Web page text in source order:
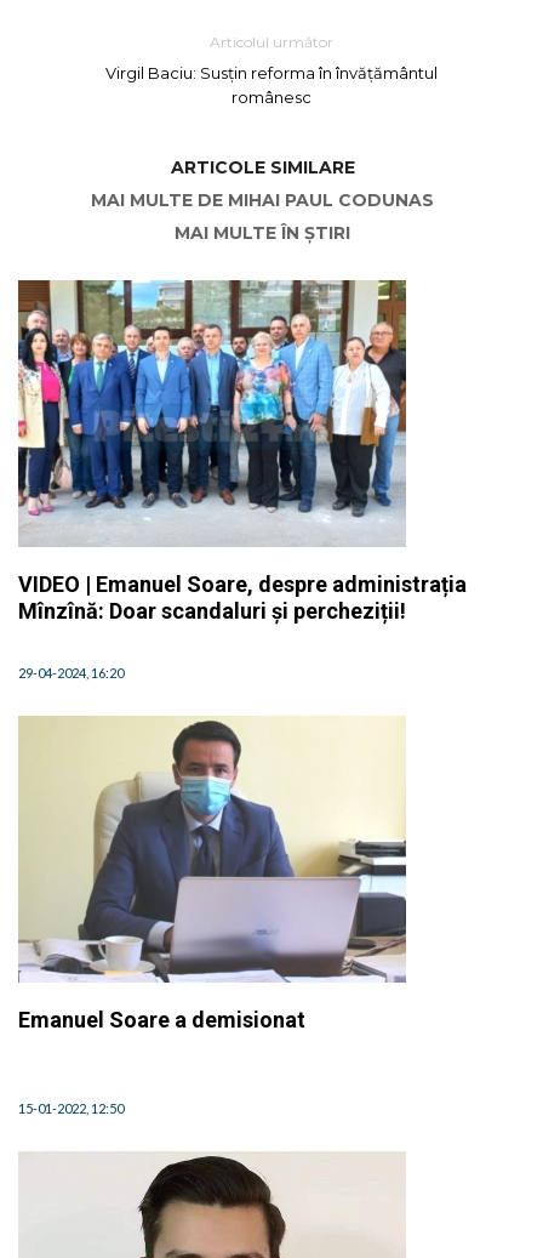
Articolul următor
Virgil Baciu: Susțin reforma în învățământul
românesc
ARTICOLE SIMILARE
MAI MULTE DE MIHAI PAUL CODUNAS
MAI MULTE ÎN ȘTIRI
VIDEO | Emanuel Soare, despre administrația
Mînzînă: Doar scandaluri și percheziții!
29-04-2024, 16:20
Emanuel Soare a demisionat
15-01-2022, 12:50